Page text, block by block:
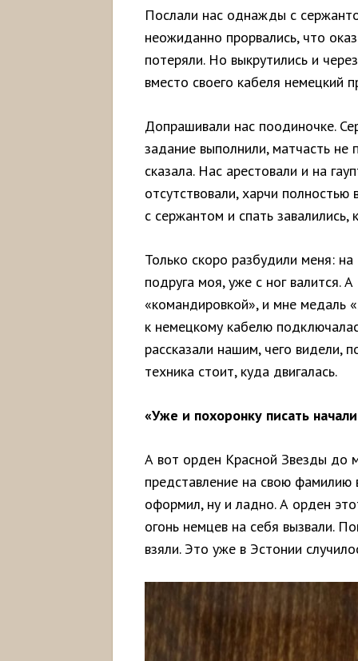
Послали нас однажды с
неожиданно прорвались, что
потеряли. Но выкрутились и
вместо своего кабеля немецкий
Допрашивали нас поодиночке.
задание выполнили, матчасть не
сказала. Нас арестовали и на
отсутствовали, харчи
с сержантом и спать
Только скоро разбудили меня:
подруга моя, уже с ног валится.
«командировкой», и мне медаль
к немецкому кабелю
рассказали нашим, чего видели,
техника стоит, куда двигалась.
«Уже и похоронку писать
А вот орден Красной Звезды до
представление на свою
оформил, ну и ладно. А орден
огонь немцев на себя вызвали.
взяли. Это уже в Эстонии